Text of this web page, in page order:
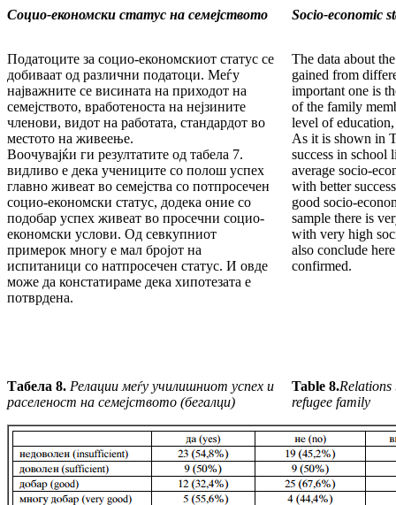
Социо-економски статус на семејството Socio-economic
Податоците за социо-економскиот статус се
добиваат од различни податоци. Меѓу
најважните се висината на приходот на
семејството, вработеноста на нејзините
членови, видот на работата, стандардот во
местото на живеење.
Воочувајќи ги резултатите од табела 7.
видливо е дека учениците со полош успех
главно живеат во семејства со потпросечен
социо-економски статус, додека оние со
подобар успех живеат во просечни социо-
економски услови. Од севкупниот
примерок многу е мал бројот на
испитаници со натпросечен статус. И овде
може да констатираме дека хипотезата е
потврдена.
The data about
gained from
important one is
of the family
level of
As it is shown in
success in school
average socio-
with better
good socio-
sample there is
with very high
also conclude
confirmed.
Табела 8. Релации меѓу училишниот успех и
раселеност на семејството (бегалци)
Table 8.Relations
refugee family